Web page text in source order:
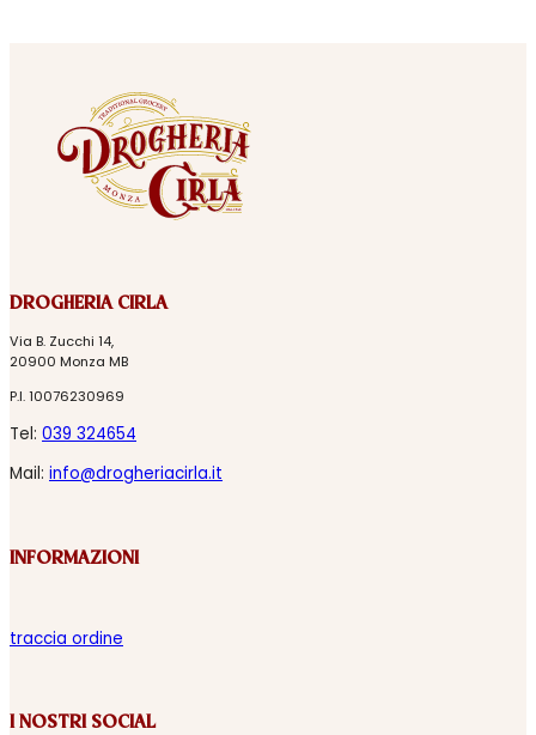
DROGHERIA CIRLA
Via B. Zucchi 14,
20900 Monza MB
P.I. 10076230969
Tel: 039 324654
Mail: info@drogheriacirla.it
INFORMAZIONI
traccia ordine
I NOSTRI SOCIAL